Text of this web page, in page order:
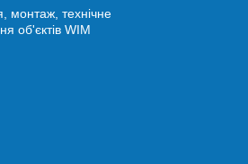
монтаж, технічне
об'єктів WIM